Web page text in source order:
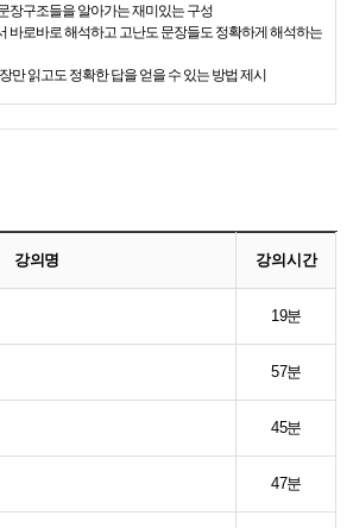
장구조들을 알아가는 재미있는 구성
바로바로 해석하고 고난도 문장들도 정확하게 해석하는
만 읽고도 정확한 답을 얻을 수 있는 방법 제시
강의명 강의시간
19분
57분
45분
47분